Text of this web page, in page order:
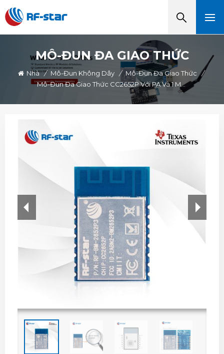
MÔ-ĐUN ĐA GIAO THỨC
Nhà / Mô-Đun Không Dây / Mô-Đun Đa Giao Thức
/
Mô-Đun Đa Giao Thức CC2652P Với PA Và 1 MB Flash Tích Hợp RF-BM-2652P3